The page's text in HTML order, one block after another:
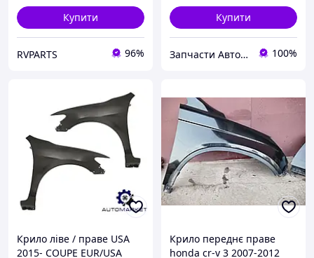
Купити
RVPARTS 96%
Купити
Запчасти Автомаркет™ 100%
Крило ліве / праве USA
2015- COUPE EUR/USA
Крило переднє праве
honda cr-v 3 2007-2012